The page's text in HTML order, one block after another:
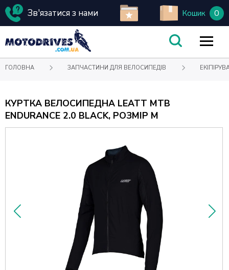
Зв'язатися з нами Кошик 0
ГОЛОВНА ЗАПЧАСТИНИ ДЛЯ ВЕЛОСИПЕДІВ
КУРТКА ВЕЛОСИПЕДНА LEATT MTB
ENDURANCE 2.0 BLACK, РОЗМІР M